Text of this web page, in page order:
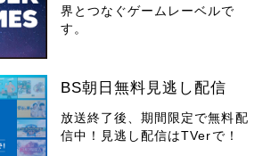
界とつなぐゲームレーベルで
す。
BS朝日無料見逃し配信
放送終了後、期間限定で無料配
信中！見逃し配信はTVerで！